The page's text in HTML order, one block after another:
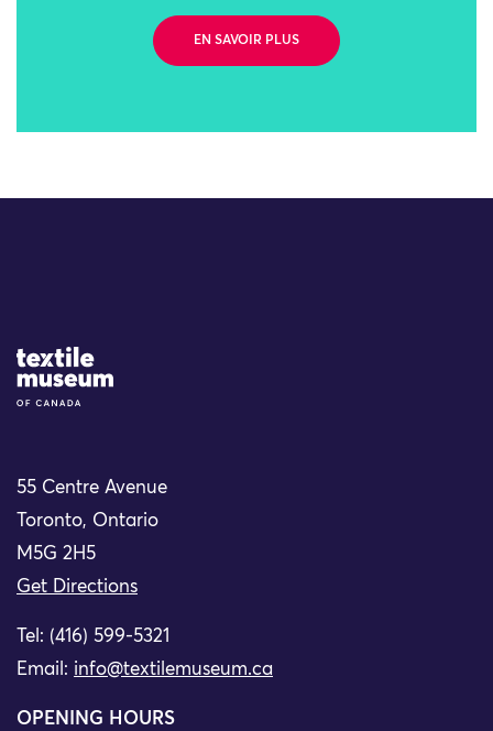
EN SAVOIR PLUS
Site Logo
55 Centre Avenue
Toronto, Ontario
M5G 2H5
Get Directions
Tel: (416) 599-5321
Email: info@textilemuseum.ca
OPENING HOURS